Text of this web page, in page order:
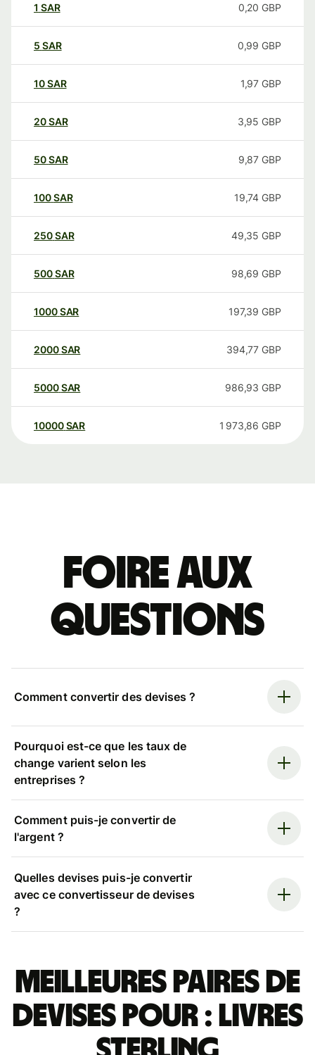
1 SAR 0,20 GBP
5 SAR 0,99 GBP
10SAR 1,97 GBP
20SAR 3,95 GBP
50SAR 9,87 GBP
100SAR 19,74 GBP
250SAR 49,35 GBP
500SAR 98,69 GBP
1000SAR 197,39 GBP
2000SAR 394,77 GBP
5000SAR 986,93 GBP
10000 SAR 1 973,86 GBP
Foire aux
questions
Comment convertir des devises ?
Pourquoi est-ce que les taux de
change varient selon les
entreprises ?
Comment puis-je convertir de
l'argent ?
Quelles devises puis-je convertir
avec ce convertisseur de devises
?
Meilleures paires de
devises pour : livres